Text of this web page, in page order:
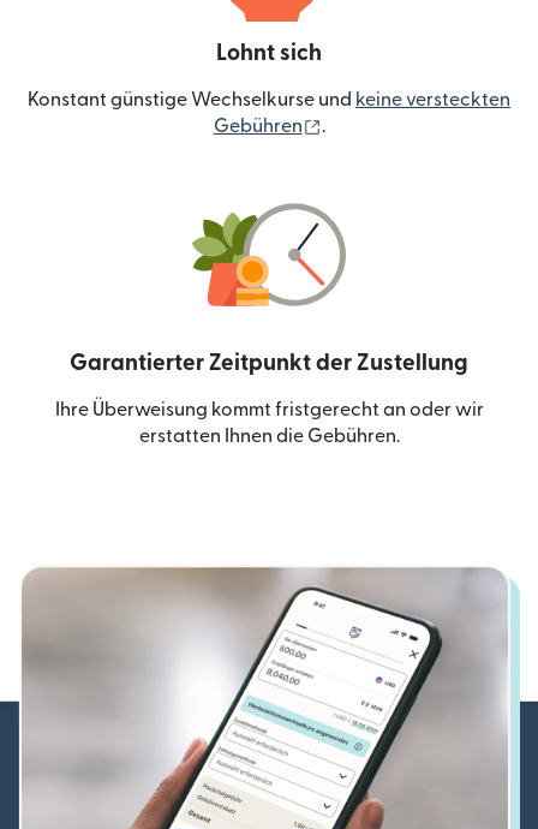
Lohnt sich
Konstant günstige Wechselkurse und keine versteckten
Gebühren
.
Garantierter Zeitpunkt der Zustellung
Ihre Überweisung kommt fristgerecht an oder wir
erstatten Ihnen die Gebühren.